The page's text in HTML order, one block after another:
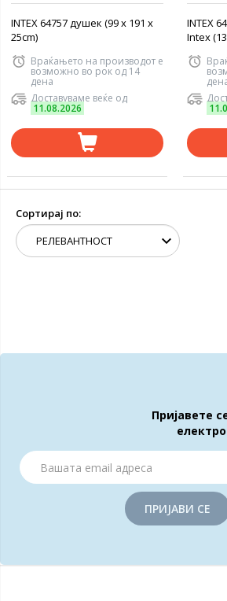
INTEX 64757 душек (99 x 191 x
25cm)
Враќањето на производот е
возможно во рок од 14
дена
Доставуваме веќе од
11.08.2026
INTEX
Intex
Сортирај по:
Пријавете
ПРИЈАВИ СЕ